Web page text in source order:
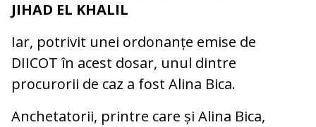
JIHAD EL KHALIL
Iar, potrivit unei ordonanțe emise de
DIICOT în acest dosar, unul dintre
procurorii de caz a fost Alina Bica.
Anchetatorii, printre care și Alina Bica,